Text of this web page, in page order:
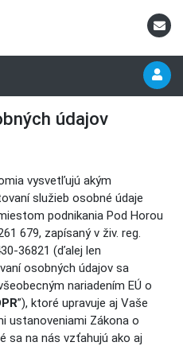
údajov
vysvetľujú akým
služieb osobné údaje
podnikania Pod Horou
679, zapísaný v živ. reg.
36821 (ďalej len
osobných údajov sa
nariadením EÚ o
”), ktoré upravuje aj Vaše
ustanoveniami Zákona o
sa na nás vzťahujú ako aj